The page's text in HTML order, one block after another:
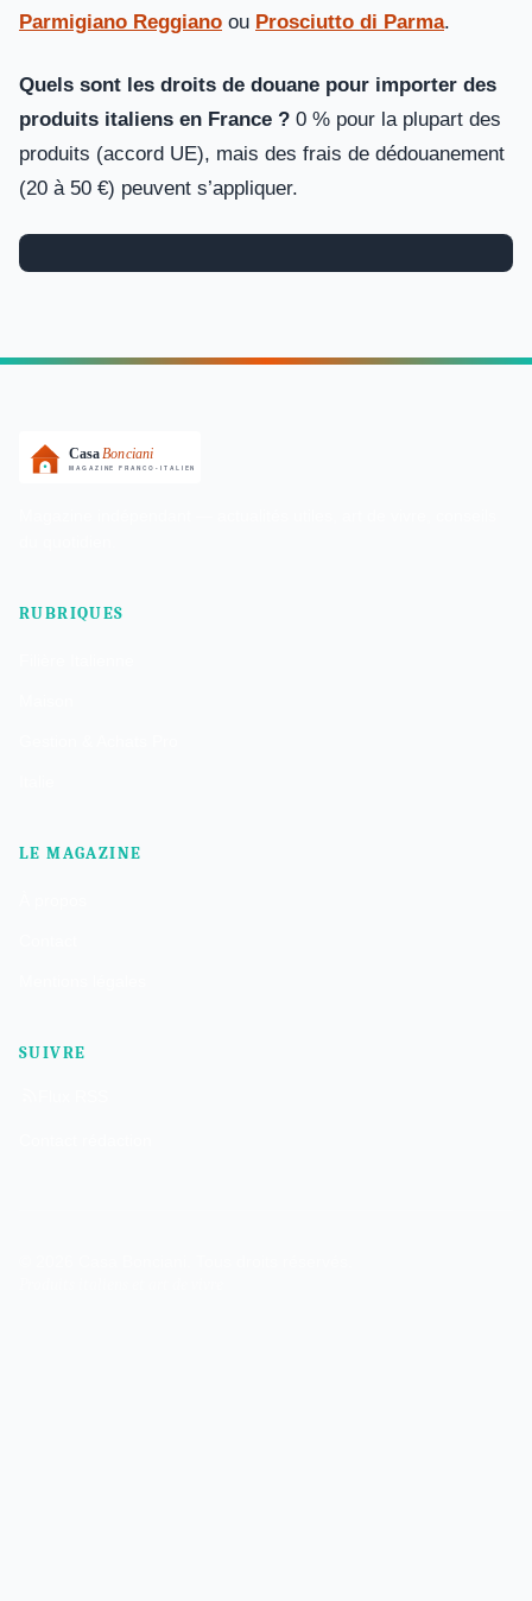
Parmigiano Reggiano ou Prosciutto di Parma.
Quels sont les droits de douane pour importer des
produits italiens en France ? 0 % pour la plupart des
produits (accord UE), mais des frais de dédouanement
(20 à 50 €) peuvent s’appliquer.
RUBRIQUES
LE MAGAZINE
SUIVRE